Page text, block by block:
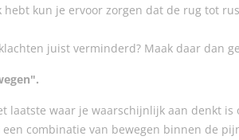
kun je ervoor zorgen dat de rug tot
juist verminderd? Maak daar dan
laatste waar je waarschijnlijk aan denkt
combinatie van bewegen binnen de